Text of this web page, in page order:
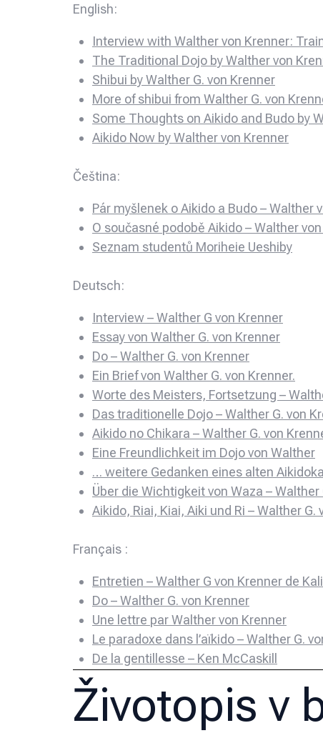
English:
Interview with Walther von Krenner:
The Traditional Dojo by Walther von
Shibui by Walther G. von Krenner
More of shibui from Walther G. von
Some Thoughts on Aikido and Budo by
Aikido Now by Walther von Krenner
Čeština:
Pár myšlenek o Aikido a Budo – Walther
O současné podobě Aikido – Walther
Seznam studentů Moriheie Ueshiby
Deutsch:
Interview – Walther G von Krenner
Essay von Walther G. von Krenner
Do – Walther G. von Krenner
Ein Brief von Walther G. von Krenner.
Worte des Meisters, Fortsetzung –
Das traditionelle Dojo – Walther G. von
Aikido no Chikara – Walther G. von
Eine Freundlichkeit im Dojo von Walther
… weitere Gedanken eines alten
Über die Wichtigkeit von Waza – Walther
Aikido, Riai, Kiai, Aiki und Ri – Walther G.
Français :
Entretien – Walther G von Krenner de
Do – Walther G. von Krenner
Une lettre par Walther von Krenner
Le paradoxe dans l’aïkido – Walther G.
De la gentillesse – Ken McCaskill
Životopis v